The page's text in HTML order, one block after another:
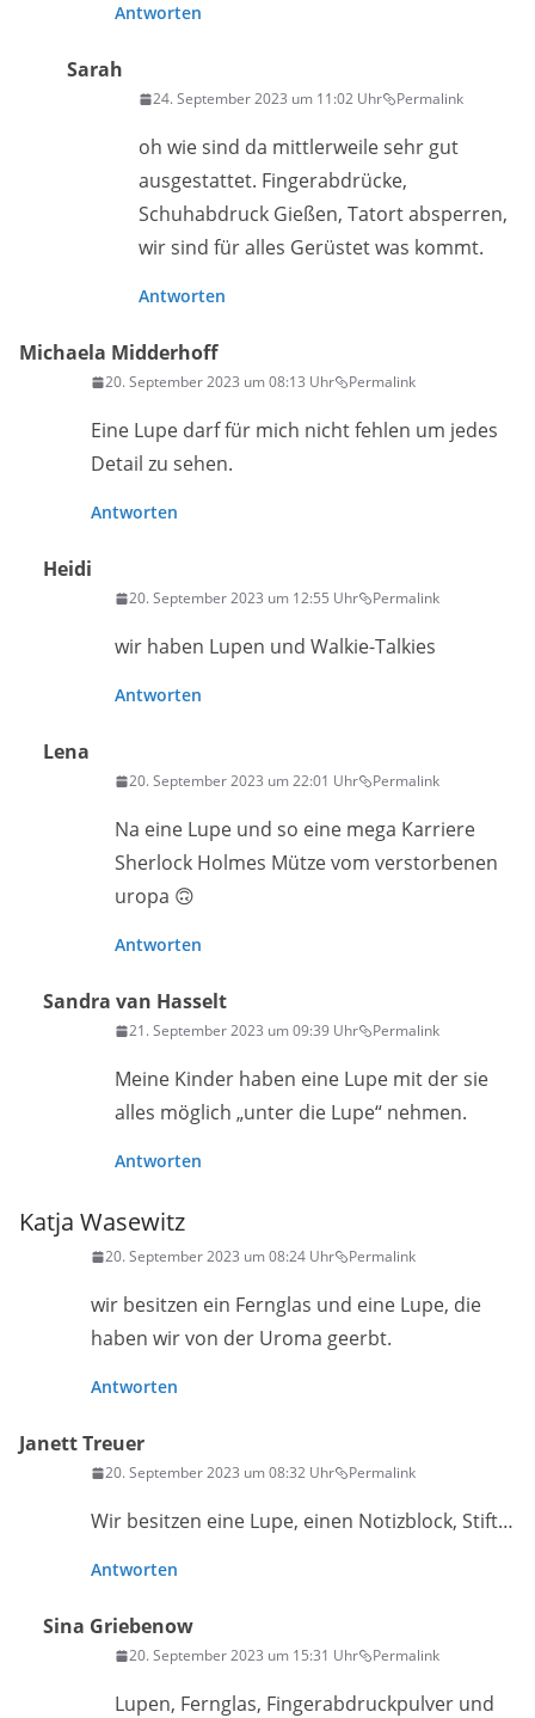
Antworten
Sarah
24. September 2023 um 11:02 Uhr Permalink
oh wie sind da mittlerweile sehr gut
ausgestattet. Fingerabdrücke,
Schuhabdruck Gießen, Tatort absperren,
wir sind für alles Gerüstet was kommt.
Antworten
Michaela Midderhoff
20. September 2023 um 08:13 Uhr Permalink
Eine Lupe darf für mich nicht fehlen um jedes
Detail zu sehen.
Antworten
Heidi
20. September 2023 um 12:55 Uhr Permalink
wir haben Lupen und Walkie-Talkies
Antworten
Lena
20. September 2023 um 22:01 Uhr Permalink
Na eine Lupe und so eine mega Karriere
Sherlock Holmes Mütze vom verstorbenen
uropa 🙃
Antworten
Sandra van Hasselt
21. September 2023 um 09:39 Uhr Permalink
Meine Kinder haben eine Lupe mit der sie
alles möglich „unter die Lupe“ nehmen.
Antworten
Katja Wasewitz
20. September 2023 um 08:24 Uhr Permalink
wir besitzen ein Fernglas und eine Lupe, die
haben wir von der Uroma geerbt.
Antworten
Janett Treuer
20. September 2023 um 08:32 Uhr Permalink
Wir besitzen eine Lupe, einen Notizblock, Stift…
Antworten
Sina Griebenow
20. September 2023 um 15:31 Uhr Permalink
Lupen, Fernglas, Fingerabdruckpulver und